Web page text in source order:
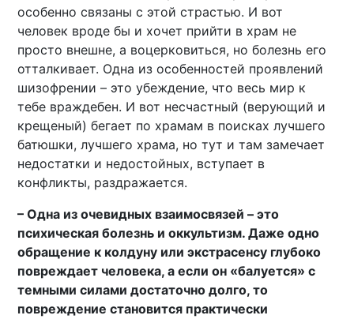
особенно связаны с этой страстью. И вот
человек вроде бы и хочет прийти в храм не
просто внешне, а воцерковиться, но болезнь его
отталкивает. Одна из особенностей проявлений
шизофрении – это убеждение, что весь мир к
тебе враждебен. И вот несчастный (верующий и
крещеный) бегает по храмам в поисках лучшего
батюшки, лучшего храма, но тут и там замечает
недостатки и недостойных, вступает в
конфликты, раздражается.
– Одна из очевидных взаимосвязей – это
психическая болезнь и оккультизм. Даже одно
обращение к колдуну или экстрасенсу глубоко
повреждает человека, а если он «балуется» с
темными силами достаточно долго, то
повреждение становится практически